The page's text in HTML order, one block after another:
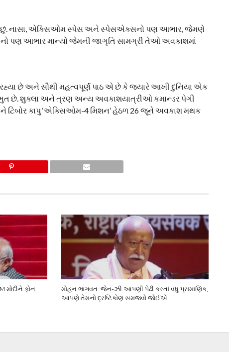
છું. નાસા, એક્સિઓમ સ્પેસ અને સ્પેસએક્સનો પણ આભાર, જેમણે
પણ આભાર માન્યો જેમની જાગૃતિ સામગ્રી તેઓ અવકાશમાં
છે અને સૌથી મહત્વપૂર્ણ પાઠ એ છે કે જ્યારે આખી દુનિયા એક
છે. શુક્લા અને ત્રણ અન્ય અવકાશયાત્રીઓ કમાન્ડર પેગી
ટિબોર કાપુ ‘એક્સિઓમ-4 મિશન’ હેઠળ 26 જૂને અવકાશ મથક
મોદીને ફોન
મોહન ભાગવત: જેન-ઝી આપણી પેઢી કરતાં વધુ પ્રામાણિક,
આપણે તેમનો દ્રષ્ટિકોણ સમજવો જોઈએ